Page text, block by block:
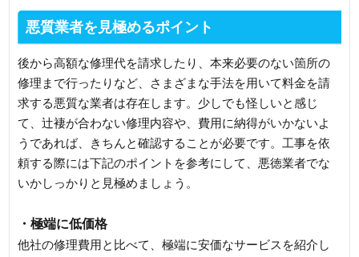
悪質業者を見極めるポイント
後から高額な修理代を請求したり、本来必要のない箇所の
修理まで行ったりなど、さまざまな手法を用いて料金を請
求する悪質な業者は存在します。少しでも怪しいと感じ
て、辻褄が合わない修理内容や、費用に納得がいかないよ
うであれば、きちんと確認することが必要です。工事を依
頼する際には下記のポイントを参考にして、悪徳業者でな
いかしっかりと見極めましょう。
・極端に低価格
他社の修理費用と比べて、極端に安価なサービスを紹介し